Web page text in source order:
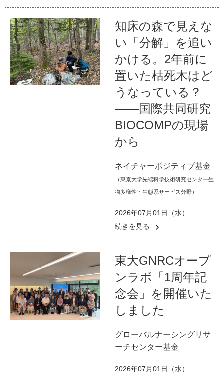
知床の森で見えな
い「分解」を追い
かける。2年前に
置いた枯死木はど
うなっている？
――国際共同研究
BIOCOMPの現場
から
ネイチャーポジティブ基金
（東京大学先端科学技術研究センター生
物多様性・生態系サービス分野）
2026年07月01日（水）
続きを見る
東大GNRCオープ
ンラボ「1周年記
念会」を開催いた
しました
グローバルナーシングリサ
ーチセンター基金
2026年07月01日（水）